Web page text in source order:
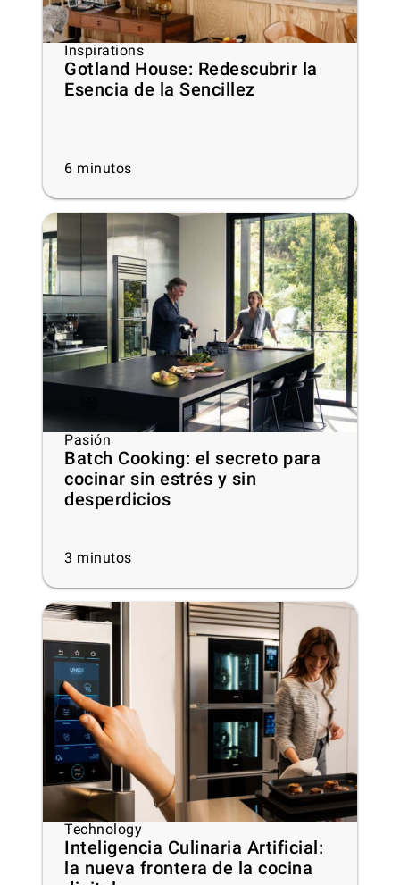
Inspirations
Gotland House: Redescubrir la
Esencia de la Sencillez
6 minutos
Pasión
Batch Cooking: el secreto para
cocinar sin estrés y sin
desperdicios
3 minutos
Technology
Inteligencia Culinaria Artificial:
la nueva frontera de la cocina